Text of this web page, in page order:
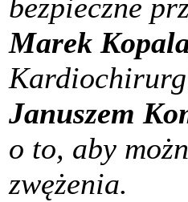
bezpieczne
Marek
Januszem
o to, aby
zwężenia.